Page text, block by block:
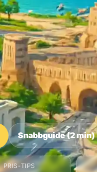
Snabbguide (2 min)
PRIS-TIPS